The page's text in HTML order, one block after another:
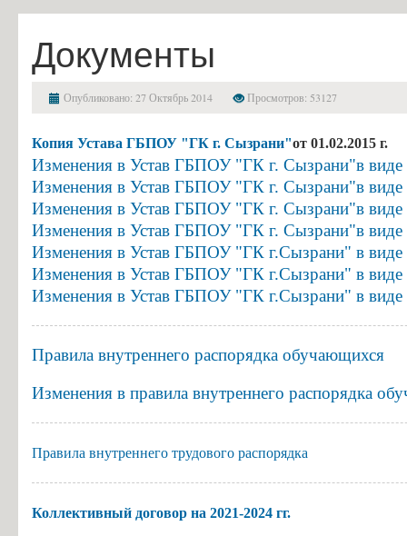
Вакантные места для приема (перевода) обучающихся
Организация питания в образовательной организации
Образовательные стандарты и требования
Абитуриенту
Приемная комиссия и правила приёма
Условия приема на обучение по договорам на оказание платных
Перечень специальностей и профессий и требования к уровню
Перечень вступительных испытаний
Приём заявлений в электронной форме
Документы
Опубликовано: 27 Октябрь 2014 Просмотров: 53127
Копия Устава ГБПОУ "ГК г. Сызрани"от 01.02.2015 г.
Изменения в Устав ГБПОУ "ГК г. Сызрани"в виде
Изменения в Устав ГБПОУ "ГК г. Сызрани"в виде
Изменения в Устав ГБПОУ "ГК г. Сызрани"в виде
Изменения в Устав ГБПОУ "ГК г. Сызрани"в виде
Изменения в Устав ГБПОУ "ГК г.Сызрани" в виде
Изменения в Устав ГБПОУ "ГК г.Сызрани" в виде
Изменения в Устав ГБПОУ "ГК г.Сызрани" в виде
Правила внутреннего распорядка обучающихся
Изменения в правила внутреннего распорядка
Правила внутреннего трудового распорядка
Коллективный договор на 2021-2024 гг.
Устава
ГБПОУ
"ГК
Сызрани"
Изменения
Устав
ГБПОУ
"ГК
Сызрани"в
виде
копии
Устав
ГБПОУ
"ГК
г.Сызрани"